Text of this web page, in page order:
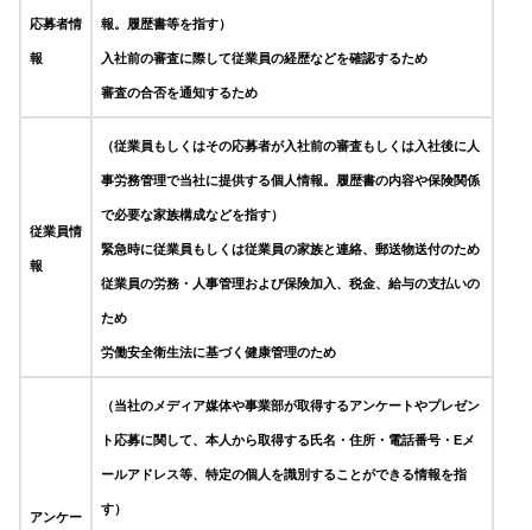
応募者情
報
報。履歴書等を指す）
入社前の審査に際して従業員の経歴などを確認するため
審査の合否を通知するため
従業員情
報
（従業員もしくはその応募者が入社前の審査もしくは入社後に人
事労務管理で当社に提供する個人情報。履歴書の内容や保険関係
で必要な家族構成などを指す）
緊急時に従業員もしくは従業員の家族と連絡、郵送物送付のため
従業員の労務・人事管理および保険加入、税金、給与の支払いの
ため
労働安全衛生法に基づく健康管理のため
アンケー
（当社のメディア媒体や事業部が取得するアンケートやプレゼン
ト応募に関して、本人から取得する氏名・住所・電話番号・Eメ
ールアドレス等、特定の個人を識別することができる情報を指
す）